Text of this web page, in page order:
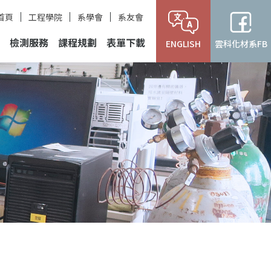
頁 工程學院 系學會 系友會
檢測服務 課程規劃 表單下載 ENGLISH 雲科化材系FB